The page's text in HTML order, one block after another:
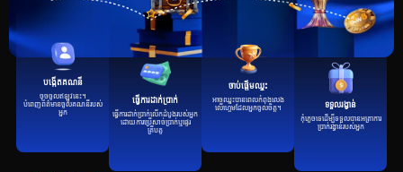
បង្កើតគណនី
ចុចចូលឥឡូវនេះ។
បំពេញព័ត៌មានចូលគណនីរបស់
អ្នក
ធ្វើការដាក់ប្រាក់
ធ្វើការដាក់ប្រាក់លើកដំបូងរបស់អ្នក
ដោយការប្រើសាច់ប្រាក់ឬផ្ទេរ
គ្រីបតូ
ចាប់ផ្តើមឈ្នះ
អាចឈ្នះបានពេលកំពុងលេង
លើហ្គេមដែលអ្នកចូលចិត្ត។
ទទួលរង្វាន់
កុំភ្លេចទេដើម្បីទទួលបានអត្រាការ
ប្រាក់រង្វាន់របស់អ្នក